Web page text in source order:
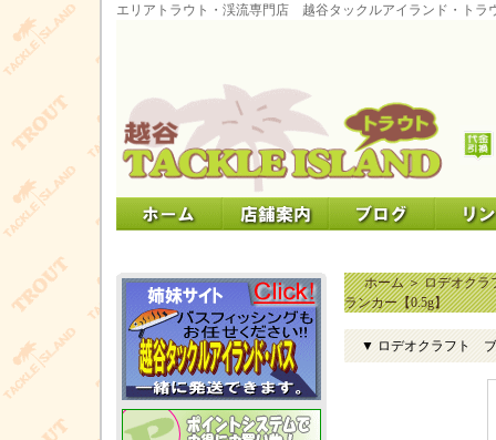
エリアトラウト・渓流専門店 越谷タックルアイランド・トラ
ホーム＞ロデオクラ
ランカー【0.5g】
▼ ロデオクラフト ブ